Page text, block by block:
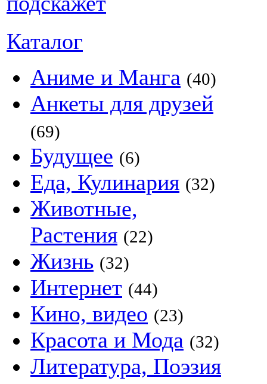
Каталог
Аниме и Манга (40)
Анкеты для друзей
(69)
Будущее (6)
Еда, Кулинария (32)
Животные,
Растения (22)
Жизнь (32)
Интернет (44)
Кино, видео (23)
Красота и Мода (32)
Литература, Поэзия